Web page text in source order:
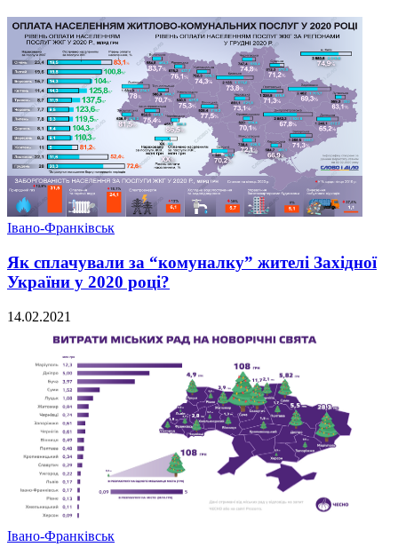
Івано-Франківськ
Як сплачували за “комуналку” жителі Західної
України у 2020 році?
14.02.2021
Івано-Франківськ